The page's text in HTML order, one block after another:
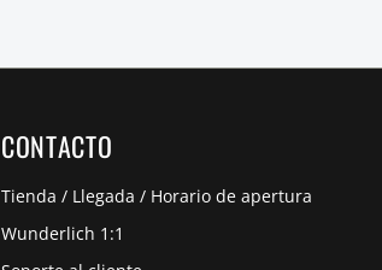
CONTACTO
Tienda / Llegada / Horario de apertura
Wunderlich 1:1